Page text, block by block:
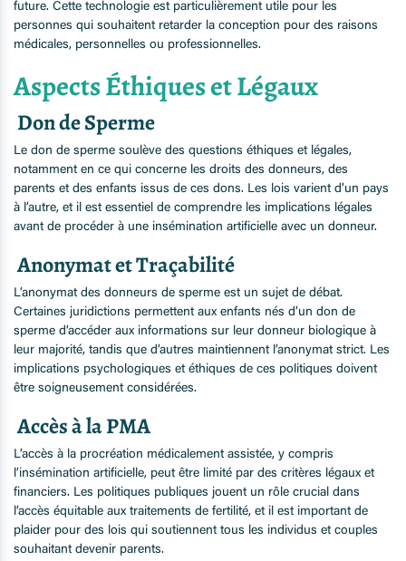
future. Cette technologie est particulièrement utile pour les
personnes qui souhaitent retarder la conception pour des raisons
médicales, personnelles ou professionnelles.
Aspects Éthiques et Légaux
Don de Sperme
Le don de sperme soulève des questions éthiques et légales,
notamment en ce qui concerne les droits des donneurs, des
parents et des enfants issus de ces dons. Les lois varient d’un pays
à l’autre, et il est essentiel de comprendre les implications légales
avant de procéder à une insémination artificielle avec un donneur.
Anonymat et Traçabilité
L’anonymat des donneurs de sperme est un sujet de débat.
Certaines juridictions permettent aux enfants nés d’un don de
sperme d’accéder aux informations sur leur donneur biologique à
leur majorité, tandis que d’autres maintiennent l’anonymat strict. Les
implications psychologiques et éthiques de ces politiques doivent
être soigneusement considérées.
Accès à la PMA
L’accès à la procréation médicalement assistée, y compris
l’insémination artificielle, peut être limité par des critères légaux et
financiers. Les politiques publiques jouent un rôle crucial dans
l’accès équitable aux traitements de fertilité, et il est important de
plaider pour des lois qui soutiennent tous les individus et couples
souhaitant devenir parents.